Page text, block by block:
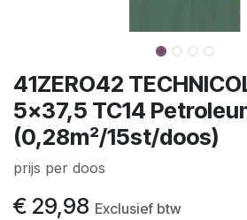
41ZERO42
5x37,5 TC14
(0,28m²/15st/doos)
prijs per doos
€ 29,98 Exclusief btw